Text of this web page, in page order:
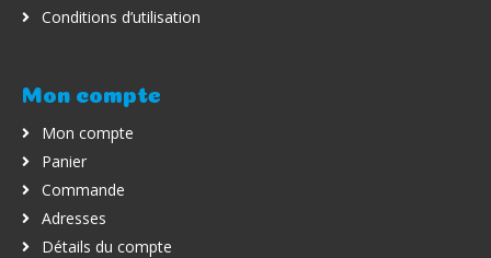
Conditions d’utilisation
Mon compte
Mon compte
Panier
Commande
Adresses
Détails du compte